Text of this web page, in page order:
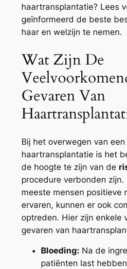
haartransplantatie? Lees
geïnformeerd de beste
haar en welzijn te nemen.
Wat Zijn De
Gevaren Van
Bij het overwegen van een
haartransplantatie is het
de hoogte te zijn van de
procedure verbonden zijn.
meeste mensen positieve
ervaren, kunnen er ook
optreden. Hier zijn enkele
gevaren van
Bloeding: Na de
patiënten last